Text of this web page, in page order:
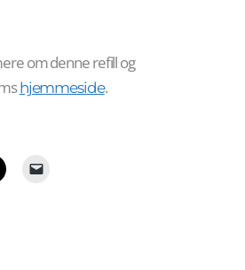
om denne refill og
hjemmeside.